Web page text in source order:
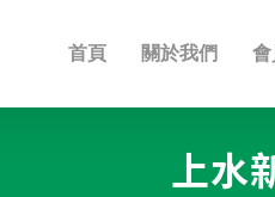
首頁 關於我們 會
上水